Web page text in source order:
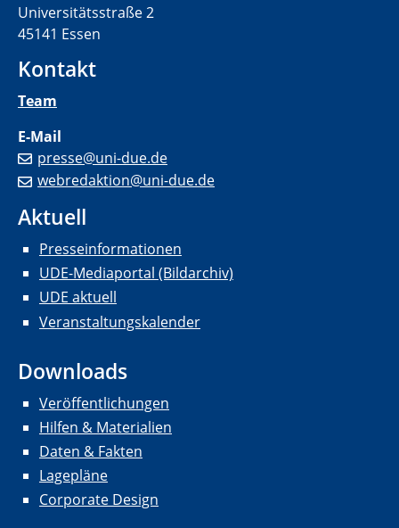
Universitätsstraße 2
45141 Essen
Kontakt
Team
E-Mail
presse@uni-due.de
webredaktion@uni-due.de
Aktuell
Presseinformationen
UDE-Mediaportal (Bildarchiv)
UDE aktuell
Veranstaltungskalender
Downloads
Veröffentlichungen
Hilfen & Materialien
Daten & Fakten
Lagepläne
Corporate Design